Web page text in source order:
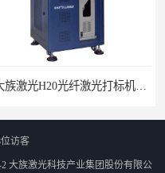
位访客
大族激光科技产业集团股份有限公